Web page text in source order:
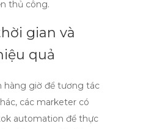
thủ công.
gian và
quả
hàng giờ để tương tác
các marketer có
automation để thực